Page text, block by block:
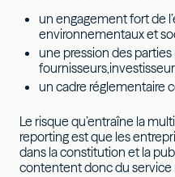
un engagement fort de
environnementaux et
une pression des
un cadre réglementaire
Le risque qu’entraîne la
reporting est que les
dans la constitution et la
contentent donc du